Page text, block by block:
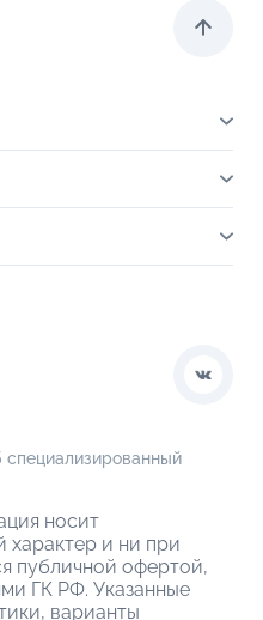
носит
характер и ни при
публичной офертой,
ГК РФ. Указанные
варианты